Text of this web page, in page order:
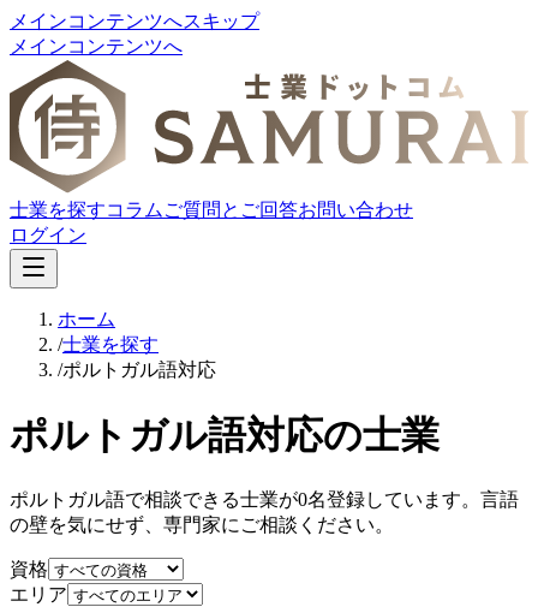
メインコンテンツへスキップ
メインコンテンツへ
士業を探すコラム ご質問とご回答お問い合わせ
ログイン
ホーム
/士業を探す
/ポルトガル語対応
ポルトガル語対応の士業
ポルトガル語で相談できる士業が0名登録しています。言語
の壁を気にせず、専門家にご相談ください。
資格
エリア